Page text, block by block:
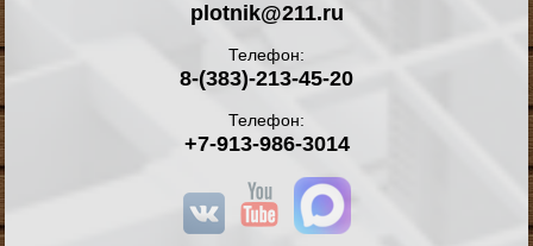
plotnik@211.ru
Телефон:
8-(383)-213-45-20
Телефон:
+7-913-986-3014